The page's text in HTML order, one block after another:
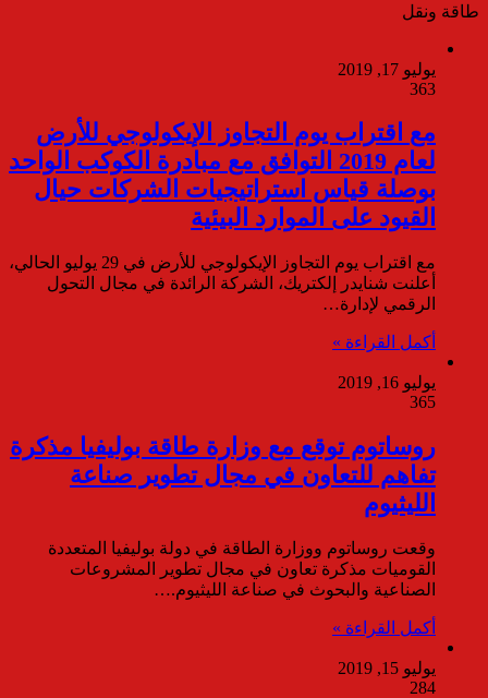
طاقة ونقل
يوليو 17, 2019
363
مع اقتراب يوم التجاوز الإيكولوجي للأرض
لعام 2019 التوافق مع مبادرة الكوكب الواحد
بوصلة قياس استراتيجيات الشركات حيال
القيود على الموارد البيئية
مع اقتراب يوم التجاوز الإيكولوجي للأرض في 29 يوليو الحالي،
أعلنت شنايدر إلكتريك، الشركة الرائدة في مجال التحول
الرقمي لإدارة…
أكمل القراءة »
يوليو 16, 2019
365
روساتوم توقع مع وزارة طاقة بوليفيا مذكرة
تفاهم للتعاون في مجال تطوير صناعة
الليثيوم
وقعت روساتوم ووزارة الطاقة في دولة بوليفيا المتعددة
القوميات مذكرة تعاون في مجال تطوير المشروعات
الصناعية والبحوث في صناعة الليثيوم.…
أكمل القراءة »
يوليو 15, 2019
284